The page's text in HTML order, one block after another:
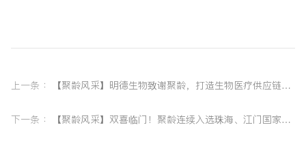
上一条 ： 【聚龄风采】明德生物致谢聚龄，打造生物医疗供应链新标杆
下一条 ： 【聚龄风采】双喜临门！聚龄连续入选珠海、江门国家级中小企业数字化转型试点产品清单